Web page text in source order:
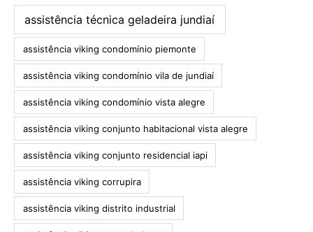
assistência técnica geladeira jundiaí
assistência viking condomínio piemonte
assistência viking condomínio vila de jundiaí
assistência viking condomínio vista alegre
assistência viking conjunto habitacional vista alegre
assistência viking conjunto residencial iapi
assistência viking corrupira
assistência viking distrito industrial